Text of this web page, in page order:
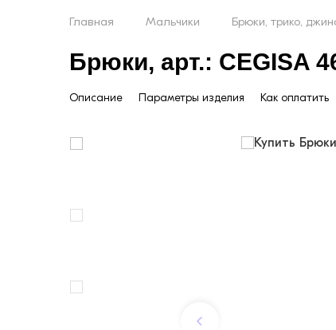
Главная Мальчики Брюки, трико,
Брюки, арт.: CEGISA
Описание Параметры изделия Как оплатить